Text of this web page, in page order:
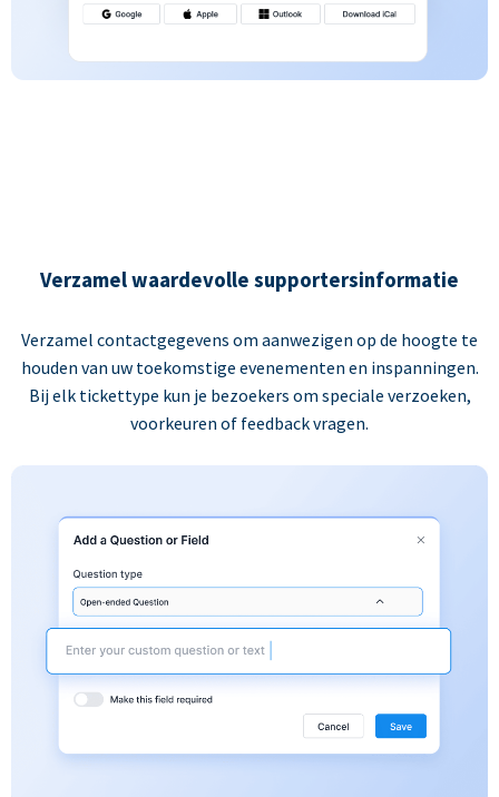
Verzamel waardevolle supportersinformatie
Verzamel contactgegevens om aanwezigen op de hoogte te
houden van uw toekomstige evenementen en inspanningen.
Bij elk tickettype kun je bezoekers om speciale verzoeken,
voorkeuren of feedback vragen.